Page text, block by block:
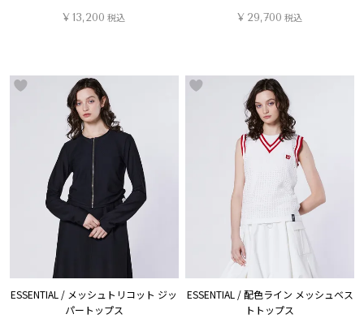
¥ 13,200 税込
¥ 29,700 税込
ESSENTIAL / メッシュトリコット ジッ
パートップス
ESSENTIAL / 配色ライン メッシュベス
トトップス